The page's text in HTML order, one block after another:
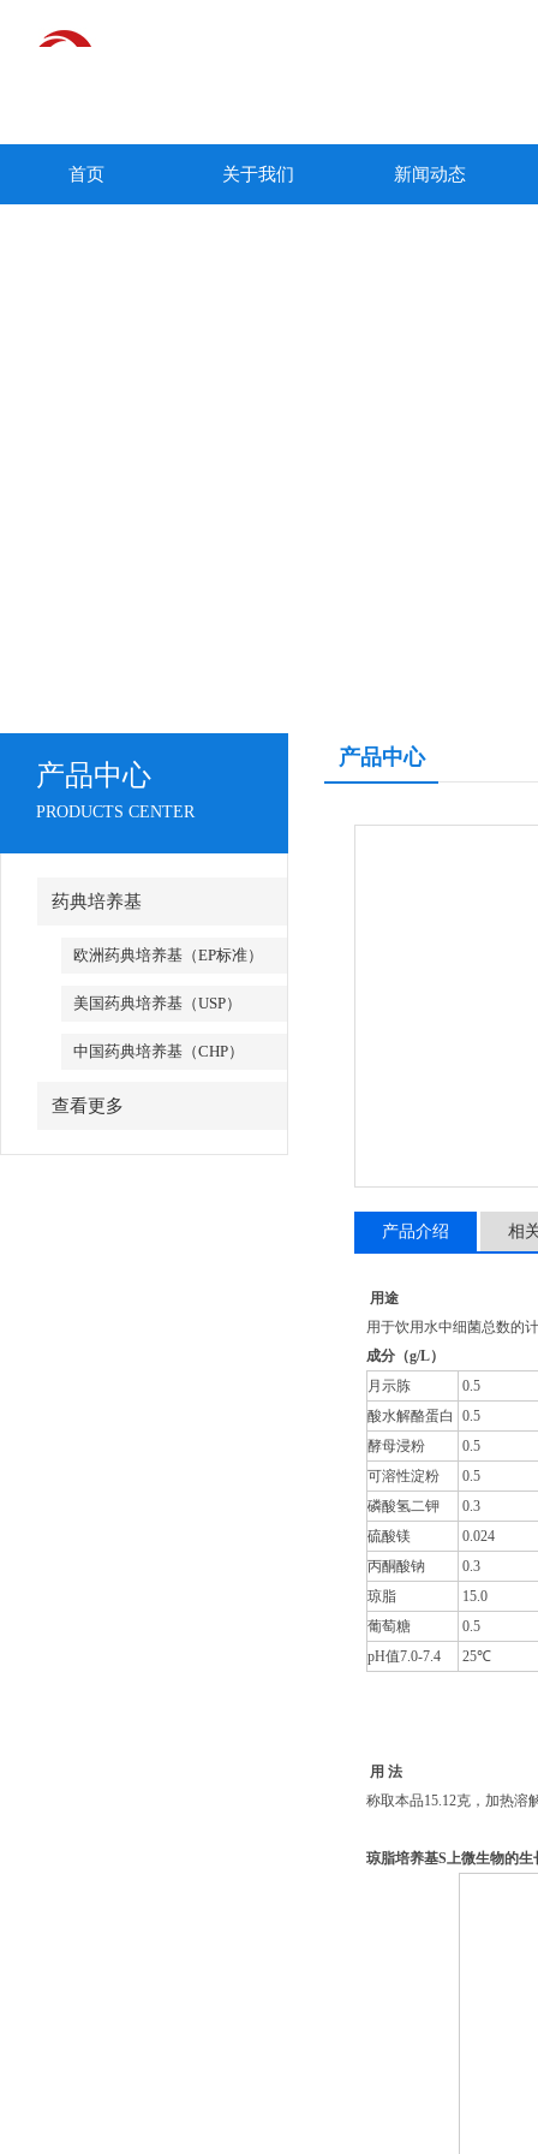
首页 关于我们 新闻动态
产品中心
PRODUCTS CENTER
药典培养基
欧洲药典培养基（EP标准）
美国药典培养基（USP）
中国药典培养基（CHP）
查看更多
产品中心
产品介绍 相
用途
用于饮用水中细菌总数的
成分（g/L）
月示胨
0.5
酸水解酪蛋白
0.5
酵母浸粉
0.5
可溶性淀粉
0.5
磷酸氢二钾
0.3
硫酸镁
0.024
丙酮酸钠
0.3
琼脂
15.0
葡萄糖
0.5
pH值7.0-7.4 25℃
用 法
称取本品15.12克，加热溶
琼脂培养基S上微生物的生